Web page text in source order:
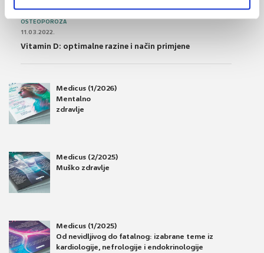
OSTEOPOROZA
11.03.2022.
Vitamin D: optimalne razine i način primjene
Medicus (1/2026)
Mentalno
zdravlje
Medicus (2/2025)
Muško zdravlje
Medicus (1/2025)
Od nevidljivog do fatalnog: izabrane teme iz
kardiologije, nefrologije i endokrinologije